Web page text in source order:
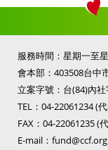
服務時間：星期一至
會本部： 403508台中
立案字號：台(84)內
TEL： 04-22061234(
FAX：04-22061235 (
E-mail：